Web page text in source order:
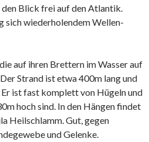
Blick frei auf den Atlantik.
sich wiederholendem Wellen-
auf ihren Brettern im Wasser auf
Strand ist etwa 400m lang und
ist fast komplett von Hügeln und
hoch sind. In den Hängen findet
Heilschlamm. Gut, gegen
und Gelenke.